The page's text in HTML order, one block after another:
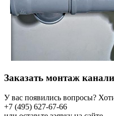
Заказать монтаж
У вас появились вопросы?
+7 (495) 627-67-66